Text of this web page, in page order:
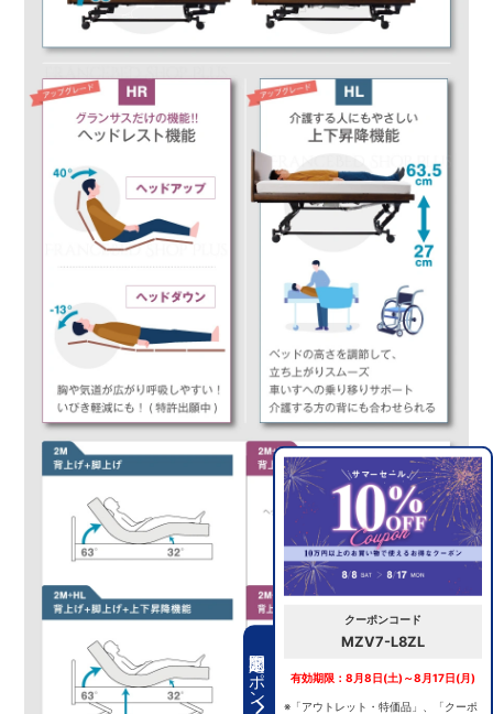
期間限定クーポン
クーポンコード
MZV7-L8ZL
有効期限：8月8日(土)～8月17日(月)
※「アウトレット・特価品」、「クーポ